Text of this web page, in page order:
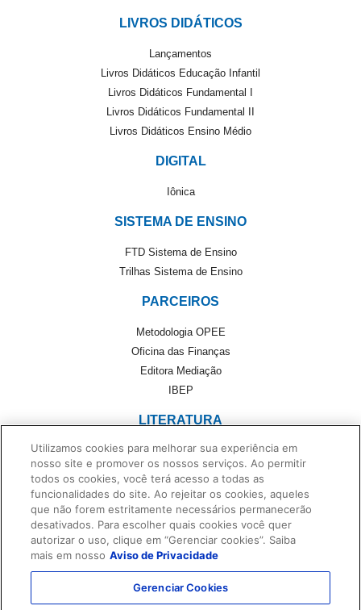
LIVROS DIDÁTICOS
Lançamentos
Livros Didáticos Educação Infantil
Livros Didáticos Fundamental I
Livros Didáticos Fundamental II
Livros Didáticos Ensino Médio
DIGITAL
Iônica
SISTEMA DE ENSINO
FTD Sistema de Ensino
Trilhas Sistema de Ensino
PARCEIROS
Metodologia OPEE
Oficina das Finanças
Editora Mediação
IBEP
LITERATURA
Literatura
Cultivando Leitores
Foreign Rights
Monteiro Lobato
Dentro da História
No Universo de Casa
Utilizamos cookies para melhorar sua experiência em
nosso site e promover os nossos serviços. Ao permitir
todos os cookies, você terá acesso a todas as
funcionalidades do site. Ao rejeitar os cookies, aqueles
que não forem estritamente necessários permanecerão
desativados. Para escolher quais cookies você quer
autorizar o uso, clique em “Gerenciar cookies”. Saiba
mais em nosso Aviso de Privacidade
Gerenciar Cookies